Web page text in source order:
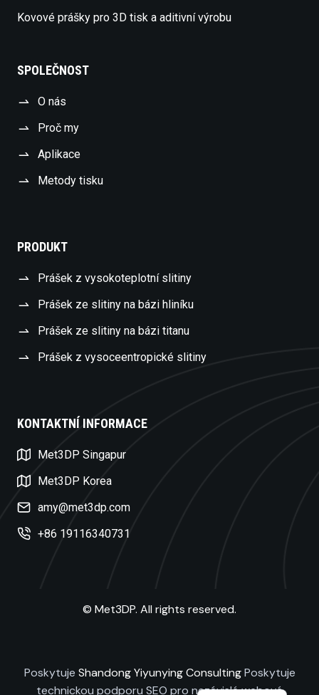
Kovové prášky pro 3D tisk a aditivní výrobu
SPOLEČNOST
O nás
Proč my
Aplikace
Metody tisku
PRODUKT
Prášek z vysokoteplotní slitiny
Prášek ze slitiny na bázi hliníku
Prášek ze slitiny na bázi titanu
Prášek z vysoceentropické slitiny
KONTAKTNÍ INFORMACE
Met3DP Singapur
Met3DP Korea
amy@met3dp.com
+86 19116340731
© Met3DP. All rights reserved.
Poskytuje Shandong Yiyunying ConsultingPoskytuje
technickou podporu SEO pro nezávislé webové
English
Japanese